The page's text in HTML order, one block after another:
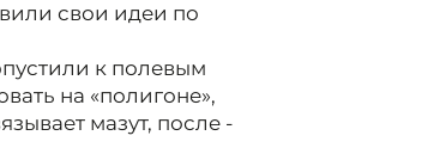
свои идеи по
к полевым
на «полигоне»,
мазут, после -